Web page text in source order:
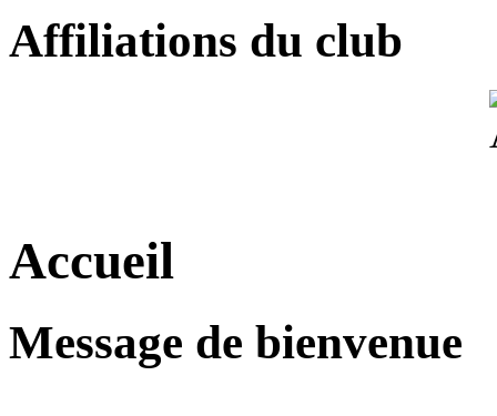
Affiliations du club
Accueil
Message de bienvenue